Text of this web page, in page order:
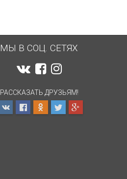
МЫ В СОЦ. СЕТЯХ
РАССКАЗАТЬ ДРУЗЬЯМ!